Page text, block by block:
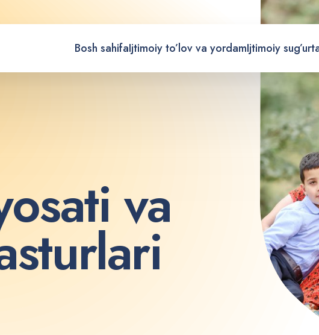
Bosh sahifaIjtimoiy to’lov va yordamIjtimoiy
osati va
sturlari